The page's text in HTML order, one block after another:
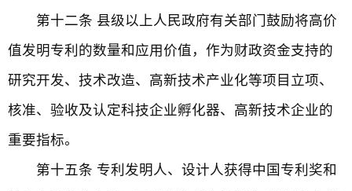
第十二条 县级以上人民政府有关部门鼓励将高价
值发明专利的数量和应用价值，作为财政资金支持的
研究开发、技术改造、高新技术产业化等项目立项、
核准、验收及认定科技企业孵化器、高新技术企业的
重要指标。
第十五条 专利发明人、设计人获得中国专利奖和